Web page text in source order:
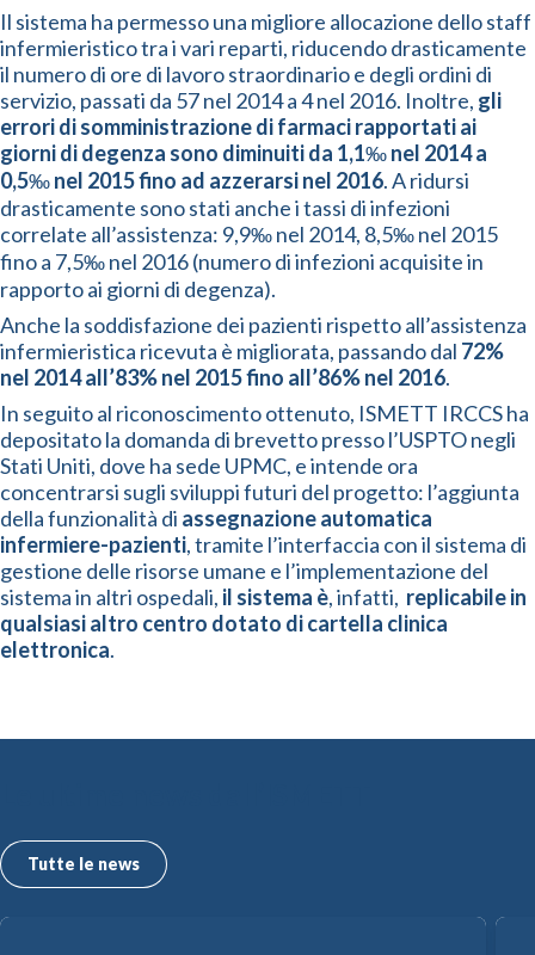
Il sistema ha permesso una migliore allocazione dello staff
infermieristico tra i vari reparti, riducendo drasticamente
il numero di ore di lavoro straordinario e degli ordini di
servizio, passati da 57 nel 2014 a 4 nel 2016. Inoltre, gli
errori di somministrazione di farmaci rapportati ai
giorni di degenza sono diminuiti da 1,1‰nel 2014 a
0,5‰nel 2015 fino ad azzerarsi nel 2016. A ridursi
drasticamente sono stati anche i tassi di infezioni
correlate all’assistenza: 9,9‰ nel 2014, 8,5‰ nel 2015
fino a 7,5‰ nel 2016 (numero di infezioni acquisite in
rapporto ai giorni di degenza).
Anche la soddisfazione dei pazienti rispetto all’assistenza
infermieristica ricevuta è migliorata, passando dal 72%
nel 2014 all’83% nel 2015 fino all’86% nel 2016.
In seguito al riconoscimento ottenuto, ISMETT IRCCS ha
depositato la domanda di brevetto presso l’USPTO negli
Stati Uniti, dove ha sede UPMC, e intende ora
concentrarsi sugli sviluppi futuri del progetto: l’aggiunta
della funzionalità di assegnazione automatica
infermiere-pazienti, tramite l’interfaccia con il sistema di
gestione delle risorse umane e l’implementazione del
sistema in altri ospedali, il sistema è, infatti, replicabile in
qualsiasi altro centro dotato di cartella clinica
elettronica.
Tutte le news